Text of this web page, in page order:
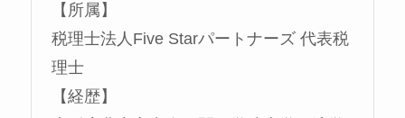
【所属】
税理士法人Five Starパートナーズ 代表税
理士
【経歴】